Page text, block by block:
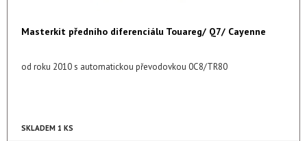
Masterkit předního diferenciálu Touareg/ Q7/ Cayenne
od roku 2010 s automatickou převodovkou 0C8/TR80
SKLADEM 1 KS